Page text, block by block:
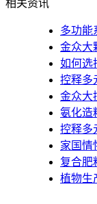
相关资讯
多功能
金众大
如何选
控释多
金众大
氨化造
控释多
家国情
复合肥
植物生